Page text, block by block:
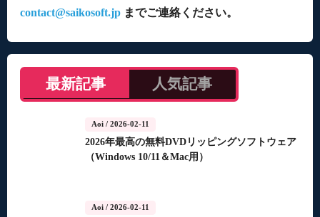
contact@saikosoft.jpまでご連絡ください。
最新記事 人気記事
Aoi/ 2026-02-11
2026年最高の無料DVDリッピングソフトウェア
（Windows 10/11＆Mac用）
Aoi/ 2026-02-11